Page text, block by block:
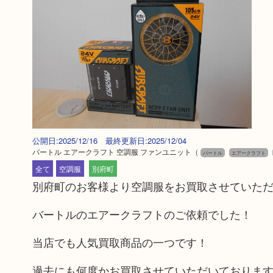
公開日:2025/12/16 最終更新日:2025/12/04
バートル エアークラフト 空調服 ファンユニット （ バートル エアークラフト
全て
空調服 別府町
別府町のお客様より空調服をお買取させていただ
バートルのエアークラフトのご依頼でした！
当店でも人気買取商品の一つです！